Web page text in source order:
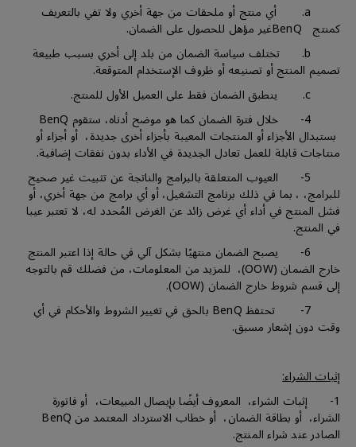
a. أي منتج أو ملحقات من جهة أخري ولا تفي بالتعريف
كمنتج BenQغير مؤهل للحصول على الضمان.
b. تختلف سياسة الضمان من بلد إلى أخري بسبب طبيعة
تصميم المنتج أو تصنيعه أو ظروف الإستخدام المتوقعة.
4- خلال فترة الضمان كما هو موضح أدناه، ستقوم BenQ
بستبدال الأجزاء أو المنتجات المعيبة بأجزاء أخرى جديدة، أو أجزاء أو
منتاجات قابلة للعمل تعادل الجديدة في الأداء بدون نفقات إضافية.
5- العيوب المتعلقة بالبرامج والناتجة عن تثبيت غير صحيح
للبرامج، ، بما في ذلك برنامج التشغيل، أو أي برامج من جهة أخري، أو
فشل المنتج في أداء أي غرض زائد عن الغرض المُحدد له، لا تعتبر عيبا
في المنتج.
6- يصبح الضمان منتهيًا بشكل آلي في حالة إذا اعتبر المنتج
خارج الضمان (OOW)، للمزيد من المعلومات، من فضلك قم بالتوجه
إلى قسم شروط خارج الضمان (OOW).
7- تحتفظ BenQ بالحق في تغيير الشروط والأحكام في أي
وقت دون إشعار مسبق.
إثبات الشراء:
1- إثبات الشراء، المعروف أيضًا بإيصال المبيعات، أو فاتورة
الشراء، أو بطاقة الضمان، أو خطاب الاسترداد المعتمد من BenQ
الصادر عند شراء المنتج.